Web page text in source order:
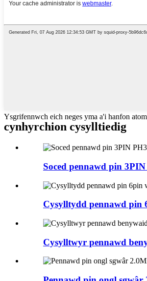
Ysgrifennwch eich neges yma a'i hanfon
cynhyrchion cysylltiedig
Soced pennawd pin
Cysylltydd pennawd pin
Cysylltwyr pennawd